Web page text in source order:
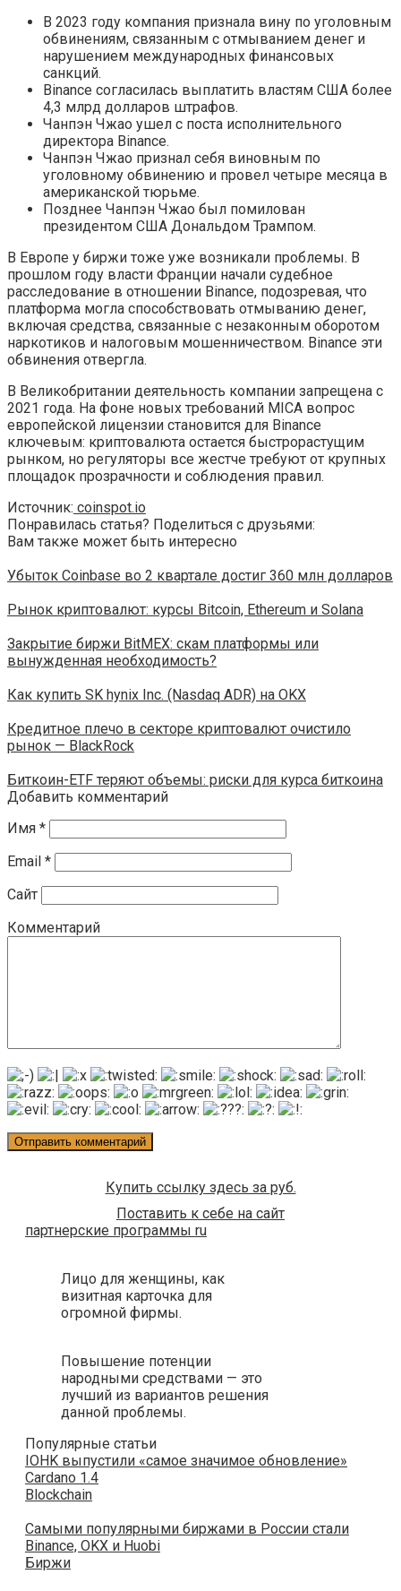
В 2023 году компания признала вину по уголовным
обвинениям, связанным с отмыванием денег и
нарушением международных финансовых
санкций.
Binance согласилась выплатить властям США более
4,3 млрд долларов штрафов.
Чанпэн Чжао ушел с поста исполнительного
директора Binance.
Чанпэн Чжао признал себя виновным по
уголовному обвинению и провел четыре месяца в
американской тюрьме.
Позднее Чанпэн Чжао был помилован
президентом США Дональдом Трампом.
В Европе у биржи тоже уже возникали проблемы. В
прошлом году власти Франции начали судебное
расследование в отношении Binance, подозревая, что
платформа могла способствовать отмыванию денег,
включая средства, связанные с незаконным оборотом
наркотиков и налоговым мошенничеством. Binance эти
обвинения отвергла.
В Великобритании деятельность компании запрещена с
2021 года. На фоне новых требований MICA вопрос
европейской лицензии становится для Binance
ключевым: криптовалюта остается быстрорастущим
рынком, но регуляторы все жестче требуют от крупных
площадок прозрачности и соблюдения правил.
Источник: coinspot.io
Понравилась статья? Поделиться с друзьями:
Вам также может быть интересно
Убыток Coinbase во 2 квартале достиг 360 млн долларов
Рынок криптовалют: курсы Bitcoin, Ethereum и Solana
Закрытие биржи BitMEX: скам платформы или
вынужденная необходимость?
Как купить SK hynix Inc. (Nasdaq ADR) на OKX
Кредитное плечо в секторе криптовалют очистило
рынок — BlackRock
Биткоин-ETF теряют объемы: риски для курса биткоина
Добавить комментарий
Имя *
Email *
Сайт
Комментарий
Купить ссылку здесь за руб.
Поставить к себе на сайт
партнерские программы ru
Лицо для женщины, как
визитная карточка для
огромной фирмы.
Повышение потенции
народными средствами — это
лучший из вариантов решения
данной проблемы.
Популярные статьи
IOHK выпустили «самое значимое обновление»
Cardano 1.4
Blockchain
Самыми популярными биржами в России стали
Binance, OKX и Huobi
Биржи